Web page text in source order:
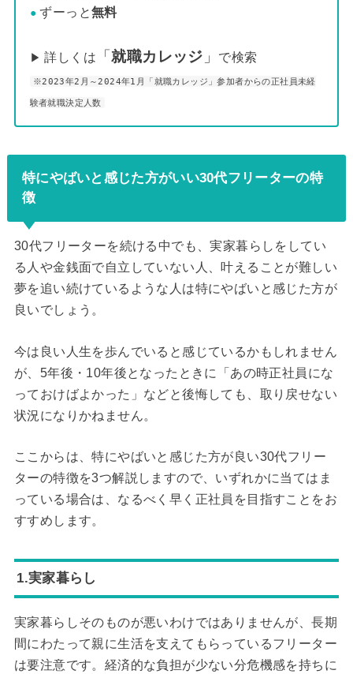
●ずーっと無料
▶ 詳しくは 「就職カレッジ 」 で検索
※2023年2月～2024年1月「就職カレッジ」参加者からの正社員未経
験者就職決定人数
特にやばいと感じた方がいい30代フリーターの特
徴
30代フリーターを続ける中でも、実家暮らしをしてい
る人や金銭面で自立していない人、叶えることが難しい
夢を追い続けているような人は特にやばいと感じた方が
良いでしょう。
今は良い人生を歩んでいると感じているかもしれません
が、5年後・10年後となったときに「あの時正社員にな
っておけばよかった」などと後悔しても、取り戻せない
状況になりかねません。
ここからは、特にやばいと感じた方が良い30代フリー
ターの特徴を3つ解説しますので、いずれかに当てはま
っている場合は、なるべく早く正社員を目指すことをお
すすめします。
1.実家暮らし
実家暮らしそのものが悪いわけではありませんが、長期
間にわたって親に生活を支えてもらっているフリーター
は要注意です。経済的な負担が少ない分危機感を持ちに